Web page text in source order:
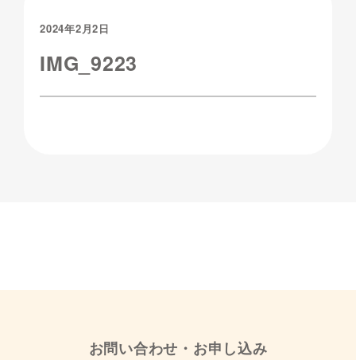
2024年2月2日
IMG_9223
お問い合わせ・お申し込み